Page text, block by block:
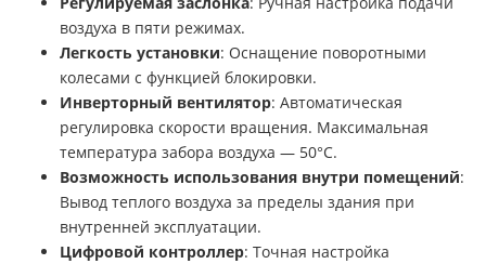
воздуха в пяти режимах.
Легкость установки: Оснащение поворотными
колесами с функцией блокировки.
Инверторный вентилятор: Автоматическая
регулировка скорости вращения. Максимальная
температура забора воздуха — 50°C.
Возможность использования внутри помещений:
Вывод теплого воздуха за пределы здания при
внутренней эксплуатации.
Цифровой контроллер: Точная настройка